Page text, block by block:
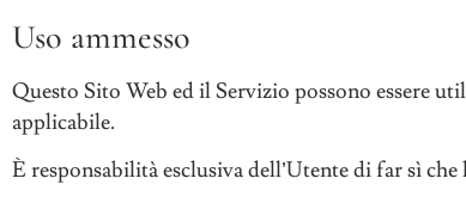
Uso ammesso
Questo Sito Web ed il Servizio possono essere
applicabile.
È responsabilità esclusiva dell’Utente di far sì